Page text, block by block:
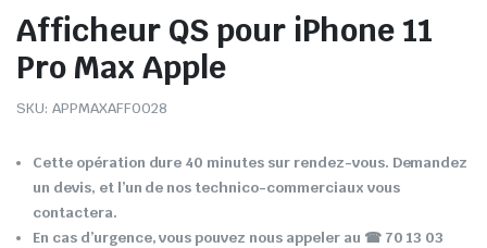
Afficheur QS pour iPhone 11
Pro Max Apple
SKU: APPMAXAFF0028
Cette opération dure 40 minutes sur rendez-vous. Demandez
un devis, et l’un de nos technico-commerciaux vous
contactera.
En cas d’urgence, vous pouvez nous appeler au ☎ 70 13 03